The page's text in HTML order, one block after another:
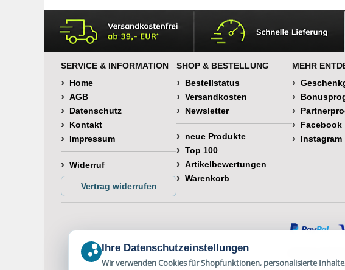
SERVICE & INFORMATION
Home
AGB
Datenschutz
Kontakt
Impressum
Widerruf
Vertrag widerrufen
SHOP & BESTELLUNG
Bestellstatus
Versandkosten
Newsletter
neue Produkte
Top 100
Artikelbewertungen
Warenkorb
MEHR
Facebook
Instagram
© Happy
*Alle
Ihre Datenschutzeinstellungen
Wir verwenden Cookies für Shopfunktionen, personalisierte